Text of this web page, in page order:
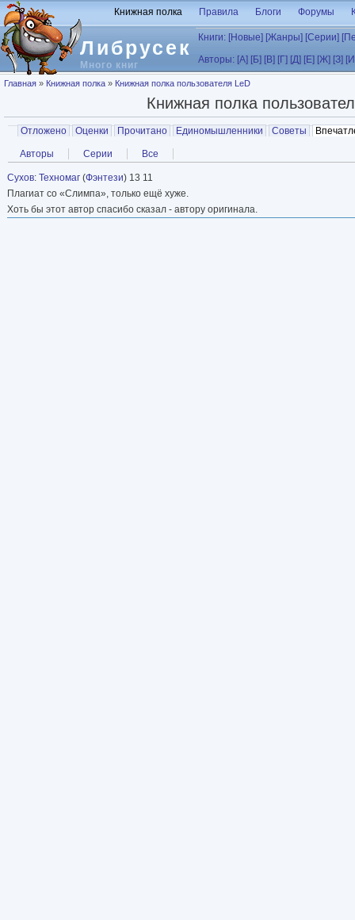
Перейти к основному содержанию
Либрусек
Много книг
Книжная полка Правила Блоги Форумы
Книги: [Новые] [Жанры] [Серии]
Авторы: [А] [Б] [В] [Г] [Д] [Е] [Ж] [З]
Вы здесь
Главная » Книжная полка » Книжная полка пользователя LeD
Книжная полка
Главные вкладки
Отложено Оценки Прочитано Единомышленники Советы
Вторичные вкладки
Авторы Серии Все
Сухов: Техномаг (Фэнтези) 13 11
Плагиат со «Слимпа», только ещё хуже.
Хоть бы этот автор спасибо сказал - автору оригинала.